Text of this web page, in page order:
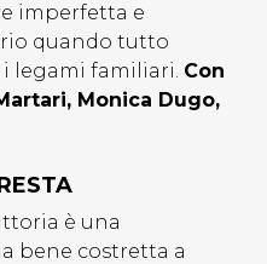
imperfetta e
quando tutto
legami familiari. Con
Monica Dugo,
è una
bene costretta a